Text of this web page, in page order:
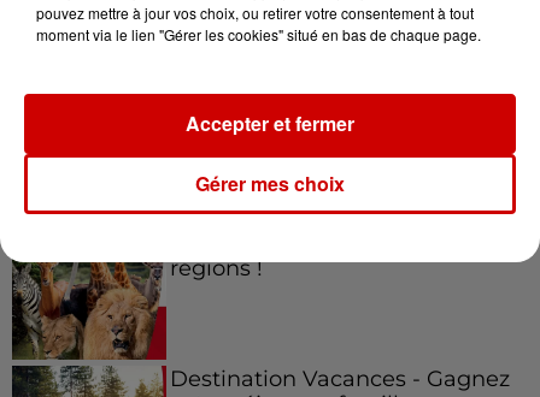
Le Duel - Gagnez vos entrées
régions !
Destination Vacances - Gagnez
pouvez mettre à jour vos choix, ou retirer votre consentement à tout
moment via le lien "Gérer les cookies" situé en bas de chaque page.
Gérer mes choix
Accepter et fermer